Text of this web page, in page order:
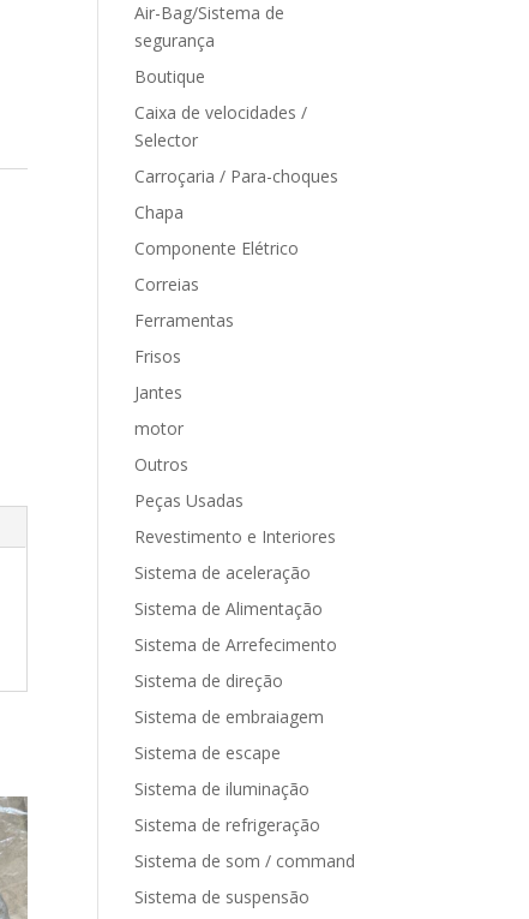
Air-Bag/Sistema de
segurança
Boutique
Caixa de velocidades /
Selector
Carroçaria / Para-choques
Chapa
Componente Elétrico
Correias
Ferramentas
Frisos
Jantes
motor
Outros
Peças Usadas
Revestimento e Interiores
Sistema de aceleração
Sistema de Alimentação
Sistema de Arrefecimento
Sistema de direção
Sistema de embraiagem
Sistema de escape
Sistema de iluminação
Sistema de refrigeração
Sistema de som / command
Sistema de suspensão